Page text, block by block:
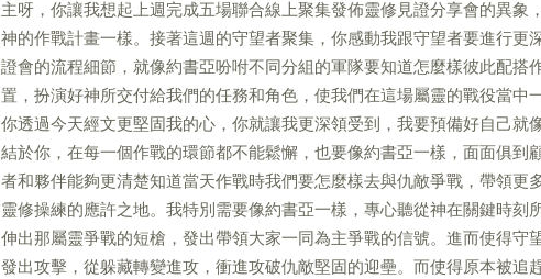
主呀，你讓我想起上週完成五場聯合線上聚集發佈靈修見證分享會的異象
神的作戰計畫一樣。接著這週的守望者聚集，你感動我跟守望者要進行更
證會的流程細節，就像約書亞吩咐不同分組的軍隊要知道怎麼樣彼此配搭
置，扮演好神所交付給我們的任務和角色，使我們在這場屬靈的戰役當中
你透過今天經文更堅固我的心，你就讓我更深領受到，我要預備好自己就
結於你，在每一個作戰的環節都不能鬆懈，也要像約書亞一樣，面面俱到
者和夥伴能夠更清楚知道當天作戰時我們要怎麼樣去與仇敵爭戰，帶領更
靈修操練的應許之地。我特別需要像約書亞一樣，專心聽從神在關鍵時刻
伸出那屬靈爭戰的短槍，發出帶領大家一同為主爭戰的信號。進而使得守
發出攻擊，從躲藏轉變進攻，衝進攻破仇敵堅固的迎壘。而使得原本被追